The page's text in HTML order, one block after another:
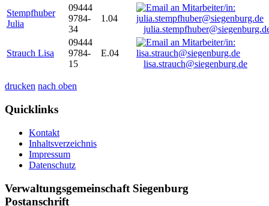
Stempfhuber
Julia
09444
9784-
34
1.04
Strauch Lisa
09444
9784-
15
E.04
lisa.strauch@siegenburg.de
drucken nach oben
Quicklinks
Kontakt
Inhaltsverzeichnis
Impressum
Datenschutz
Verwaltungsgemeinschaft Siegenburg
Postanschrift